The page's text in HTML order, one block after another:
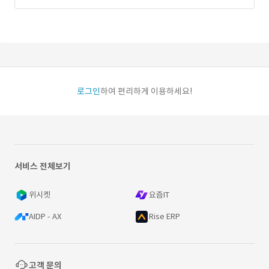
로그인하여 편리하게 이용하세요!
서비스 전체보기
위시켓 요즘IT
AIDP - AX Rise ERP
고객 문의